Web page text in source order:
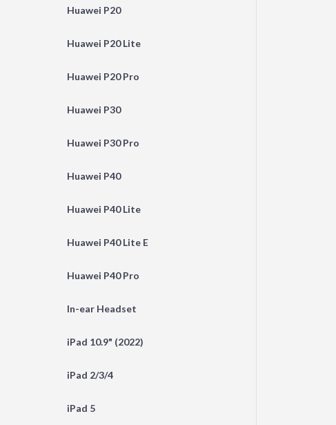
Huawei P20
Huawei P20 Lite
Huawei P20 Pro
Huawei P30
Huawei P30 Pro
Huawei P40
Huawei P40 Lite
Huawei P40 Lite E
Huawei P40 Pro
In-ear Headset
iPad 10.9" (2022)
iPad 2/3/4
iPad 5